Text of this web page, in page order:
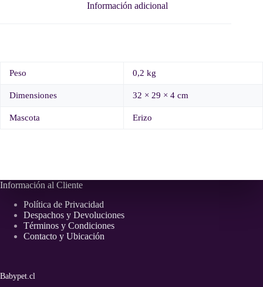
Información adicional
Peso 0,2 kg
Dimensiones 32 × 29 × 4 cm
Mascota Erizo
Información al Cliente
Política de Privacidad
Despachos y Devoluciones
Términos y Condiciones
Contacto y Ubicación
Babypet.cl